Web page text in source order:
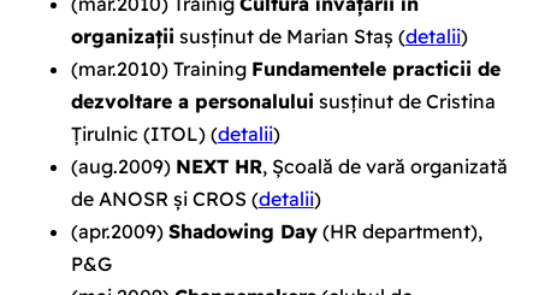
organizații susținut de Marian Staș (detalii)
(mar.2010)Training Fundamentele practicii de
dezvoltare a personalului susținut de Cristina
Țirulnic (ITOL) (detalii)
(aug.2009) NEXT HR, Școală de vară organizată
de ANOSR și CROS (detalii)
(apr.2009) Shadowing Day(HR department),
P&G